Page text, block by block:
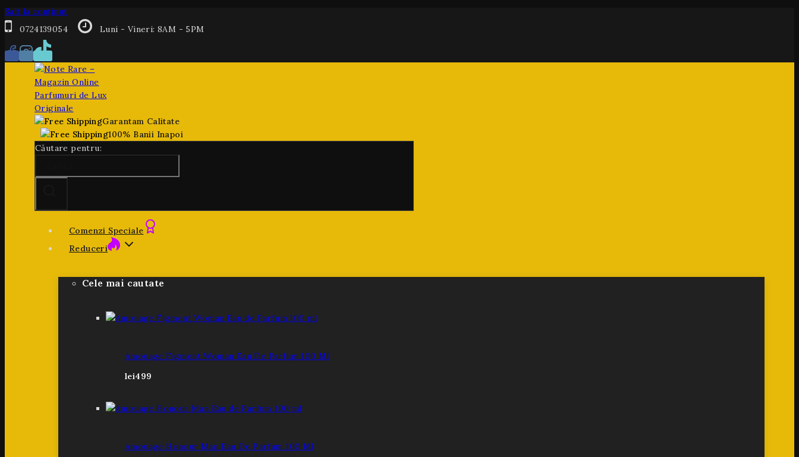
Salt la conținut
0724139054
Luni - Vineri: 8AM - 5PM
Garantam Calitate
100% Banii Inapoi
Căutare pentru:
Comenzi Speciale
Reduceri
Cele mai cautate
Amouage Figment Woman Eau De Parfum 100 Ml
lei499
Amouage Honour Man Eau De Parfum 100 Ml